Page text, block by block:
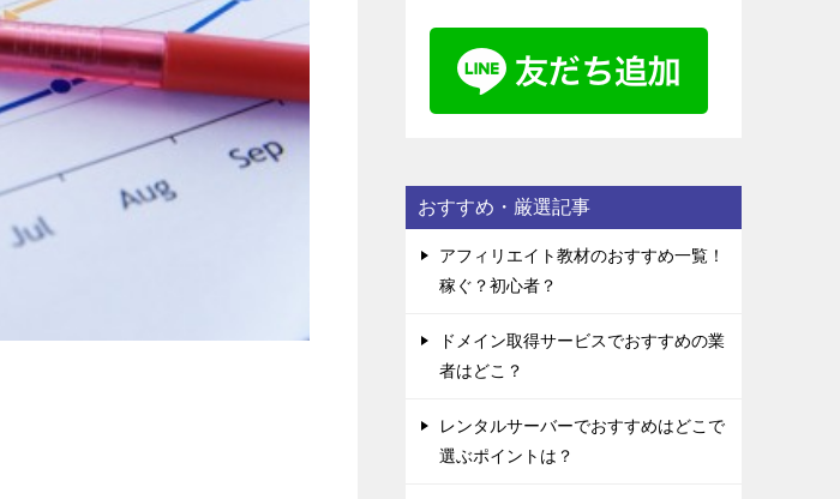
おすすめ・厳選記事
アフィリエイト教材のおすすめ一覧！
稼ぐ？初心者？
ドメイン取得サービスでおすすめの業
者はどこ？
レンタルサーバーでおすすめはどこで
選ぶポイントは？